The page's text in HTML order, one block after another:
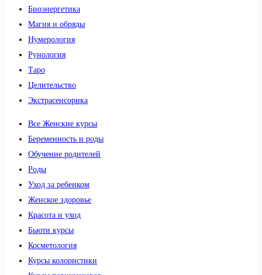
Биоэнергетика
Магия и обряды
Нумерология
Рунология
Таро
Целительство
Экстрасенсорика
Все Женские курсы
Беременность и роды
Обучение родителей
Роды
Уход за ребенком
Женское здоровье
Красота и уход
Бьюти курсы
Косметология
Курсы колористики